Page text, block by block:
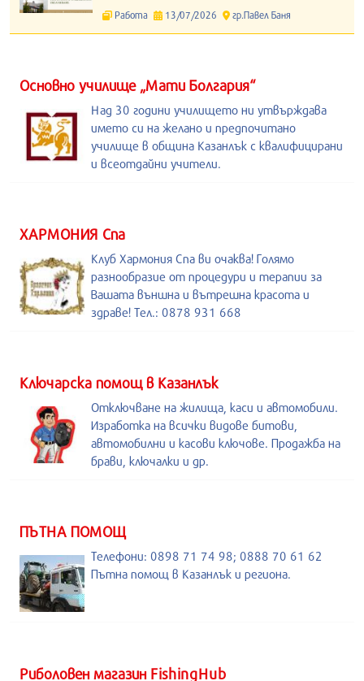
Работа 13/07/2026 гр.Павел Баня
Основно училище „Мати Болгария“
Над 30 години училището ни утвърждава
името си на желано и предпочитано
училище в община Казанлък с квалифицирани
и всеотдайни учители.
ХАРМОНИЯ Спа
Клуб Хармония Спа ви очаква! Голямо
разнообразие от процедури и терапии за
Вашата външна и вътрешна красота и
здраве! Тел.: 0878 931 668
Kлючарска помощ в Казанлък
Отключване на жилища, каси и автомобили.
Изработка на всички видове битови,
автомобилни и касови ключове. Продажба на
брави, ключалки и др.
ПЪТНА ПОМОЩ
Телефони: 0898 71 74 98; 0888 70 61 62
Пътна помощ в Казанлък и региона.
Риболовен магазин FishingHub